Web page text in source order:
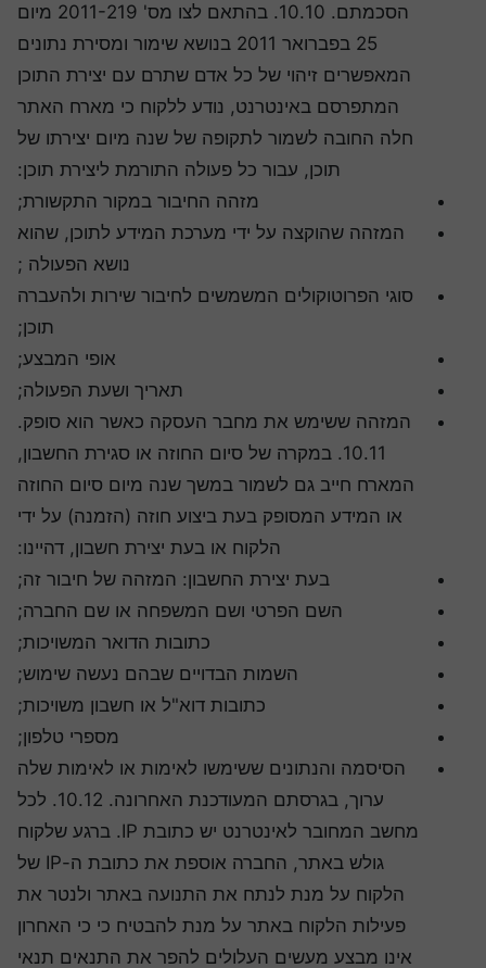
הסכמתם. 10.10. בהתאם לצו מס' 2011-219 מיום
25 בפברואר 2011 בנושא שימור ומסירת נתונים
המאפשרים זיהוי של כל אדם שתרם עם יצירת התוכן
המתפרסם באינטרנט, נודע ללקוח כי מארח האתר
חלה החובה לשמור לתקופה של שנה מיום יצירתו של
תוכן, עבור כל פעולה התורמת ליצירת תוכן:
מזהה החיבור במקור התקשורת;
המזהה שהוקצה על ידי מערכת המידע לתוכן, שהוא
נושא הפעולה ;
סוגי הפרוטוקולים המשמשים לחיבור שירות ולהעברה
תוכן;
אופי המבצע;
תאריך ושעת הפעולה;
המזהה ששימש את מחבר העסקה כאשר הוא סופק.
10.11. במקרה של סיום החוזה או סגירת החשבון,
המארח חייב גם לשמור במשך שנה מיום סיום החוזה
או המידע המסופק בעת ביצוע חוזה (הזמנה) על ידי
הלקוח או בעת יצירת חשבון, דהיינו:
בעת יצירת החשבון: המזהה של חיבור זה;
השם הפרטי ושם המשפחה או שם החברה;
כתובות הדואר המשויכות;
השמות הבדויים שבהם נעשה שימוש;
כתובות דוא"ל או חשבון משויכות;
מספרי טלפון;
הסיסמה והנתונים ששימשו לאימות או לאימות שלה
ערוך, בגרסתם המעודכנת האחרונה. 10.12. לכל
מחשב המחובר לאינטרנט יש כתובת IP. ברגע שלקוח
גולש באתר, החברה אוספת את כתובת ה-IP של
הלקוח על מנת לנתח את התנועה באתר ולנטר את
פעילות הלקוח באתר על מנת להבטיח כי כי האחרון
אינו מבצע מעשים העלולים להפר את התנאים תנאי